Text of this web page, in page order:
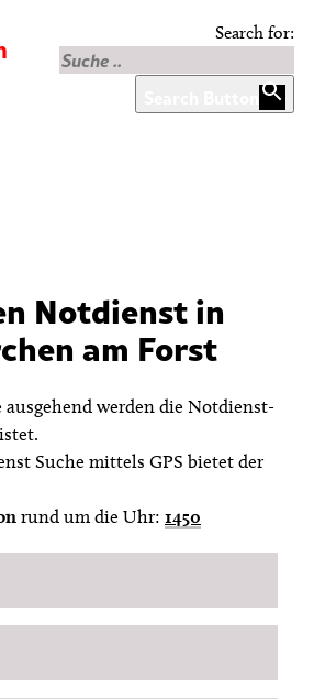
Search for:
Notdienst in
am Forst
werden die Notdienst-
Suche mittels GPS bietet der
rund um die Uhr: 1450